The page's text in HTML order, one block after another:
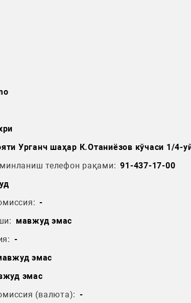
Урганч шаҳар К.Отаниёзов кўчаси 1/4-
телефон рақами: 91-437-17-00
-
мавжуд эмас
-
эмас
эмас
(валюта): -